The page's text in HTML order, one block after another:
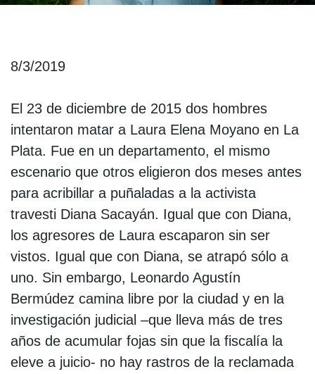
8/3/2019
El 23 de diciembre de 2015 dos hombres
intentaron matar a Laura Elena Moyano en La
Plata. Fue en un departamento, el mismo
escenario que otros eligieron dos meses antes
para acribillar a puñaladas a la activista
travesti Diana Sacayán. Igual que con Diana,
los agresores de Laura escaparon sin ser
vistos. Igual que con Diana, se atrapó sólo a
uno. Sin embargo, Leonardo Agustín
Bermúdez camina libre por la ciudad y en la
investigación judicial –que lleva más de tres
años de acumular fojas sin que la fiscalía la
eleve a juicio- no hay rastros de la reclamada